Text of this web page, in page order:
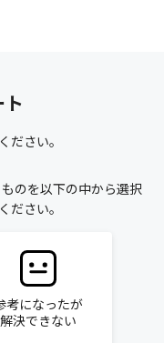
ださい。
のを以下の中から選択
ださい。
考になったが
解決できない